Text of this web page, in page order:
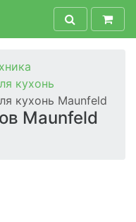
кухонь
кухонь Maunfeld
Maunfeld